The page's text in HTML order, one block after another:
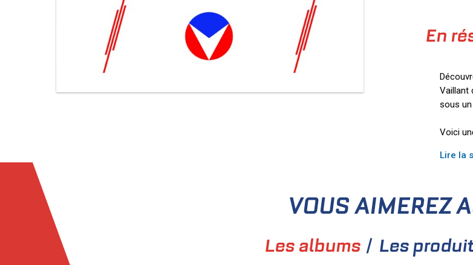
En
Vaillant
sous
Voici
Lire la
VOUS AIMEREZ
Les albums Les